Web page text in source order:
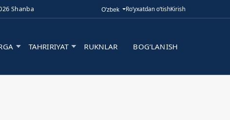
Shanba Tilni o'zgartirish. Joriy til:
O'zbek Ro‘yxatdan o‘tishKirish
TAHRIRIYAT RUKNLAR BOG‘LANISH